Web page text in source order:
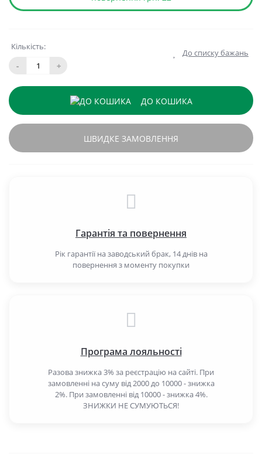
Кількість:
-
+
До списку бажань
ДО КОШИКА
ШВИДКЕ ЗАМОВЛЕННЯ
Гарантія та повернення
Рік гарантії на заводський брак, 14 днів на
повернення з моменту покупки
Програма лояльності
Разова знижка 3% за реєстрацію на сайті. При
замовленні на суму від 2000 до 10000 - знижка
2%. При замовленні від 10000 - знижка 4%.
ЗНИЖКИ НЕ СУМУЮТЬСЯ!